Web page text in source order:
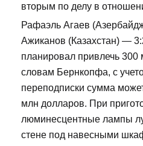
вторым по делу в
Рафаэль Агаев
Ажиканов (Казахстан) —
планировал привлечь
словам Бернкопфа, с
переподписки сумма
млн долларов. При
люминесцентные лампы
стене под навесными